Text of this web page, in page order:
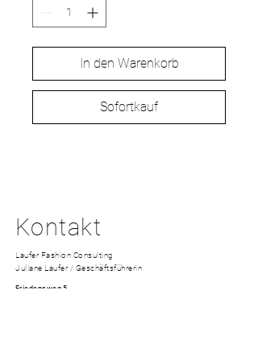
In den Warenkorb
Sofortkauf
Kontakt
Laufer Fashion Consulting
Juliane Laufer / Geschäftsführerin
Friedensweg 5